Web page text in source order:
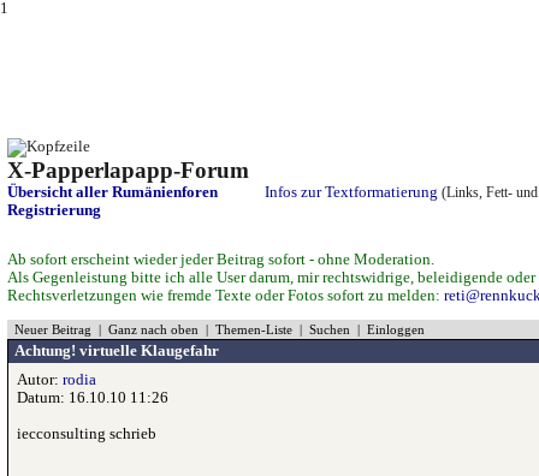
1
X-Papperlapapp-Forum
Übersicht aller Rumänienforen
Registrierung
Infos zur Textformatierung (Links, Fett-
Ab sofort erscheint wieder jeder Beitrag sofort - ohne Moderation.
Als Gegenleistung bitte ich alle User darum, mir rechtswidrige, beleidigende
Rechtsverletzungen wie fremde Texte oder Fotos sofort zu melden:
Neuer Beitrag |Ganz nach oben |Themen-Liste |Suchen |Einloggen
Achtung! virtuelle Klaugefahr
Autor:rodia
Datum: 16.10.10 11:26
iecconsulting schrieb